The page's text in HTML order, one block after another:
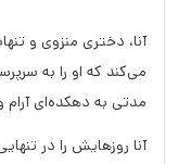
آنا، دختری منزوی و
می‌کند که او را به
مدتی به دهکده‌ای آرام
آنا روزهایش را در